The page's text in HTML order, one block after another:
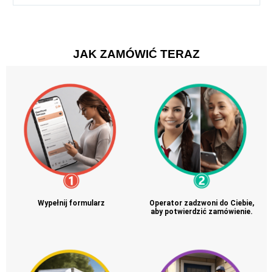
JAK ZAMÓWIĆ TERAZ
Wypełnij formularz
Operator zadzwoni do Ciebie,
aby potwierdzić zamówienie.